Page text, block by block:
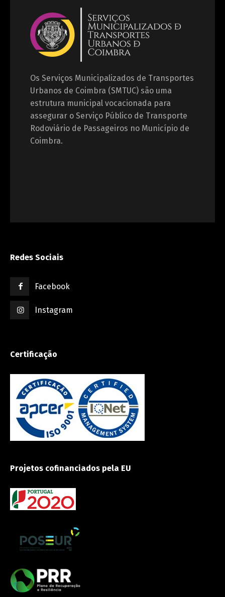
Os Serviços Municipalizados de Transportes
Urbanos de Coimbra (SMTUC) são uma
estrutura municipal vocacionada para
assegurar o Serviço Público de Transporte
Rodoviário de Passageiros no Município de
Coimbra.
Redes Sociais
Facebook
Instagram
Certificação
Projetos cofinanciados pela EU